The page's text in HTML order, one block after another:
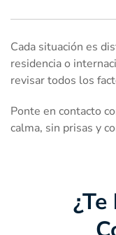
Cada situación es
residencia o
revisar todos los
Ponte en contacto
calma, sin prisas y